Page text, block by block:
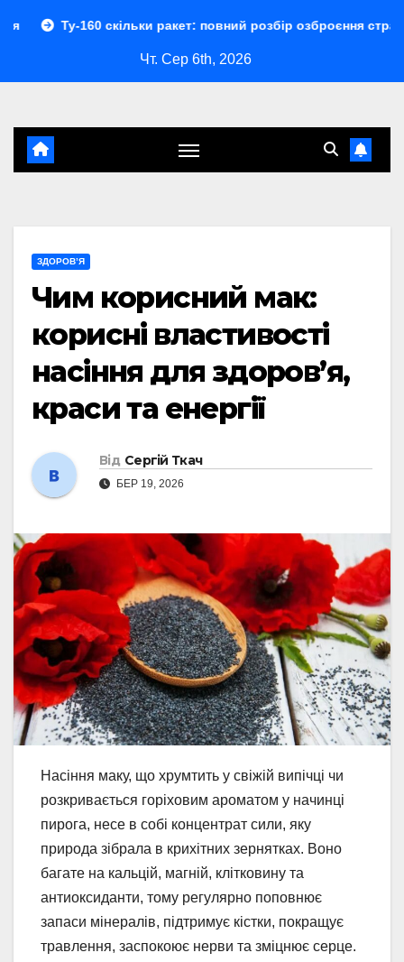
скільки ракет: повний розбір озброєння стратегічного
Чт. Сер 6th, 2026
ЗДОРОВ’Я
Чим корисний мак:
корисні властивості
насіння для здоров’я,
краси та енергії
Від Сергій Ткач
БЕР 19, 2026
Насіння маку, що хрумтить у свіжій випічці чи
розкривається горіховим ароматом у начинці
пирога, несе в собі концентрат сили, яку
природа зібрала в крихітних зернятках. Воно
багате на кальцій, магній, клітковину та
антиоксиданти, тому регулярно поповнює
запаси мінералів, підтримує кістки, покращує
травлення, заспокоює нерви та зміцнює серце.